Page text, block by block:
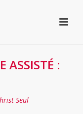
ASSISTÉ :
Seul